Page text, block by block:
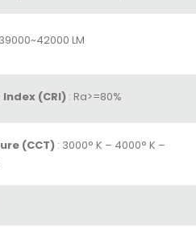
39000~42000 LM
(CRI): Ra>=80%
(CCT): 3000° K – 4000° K –